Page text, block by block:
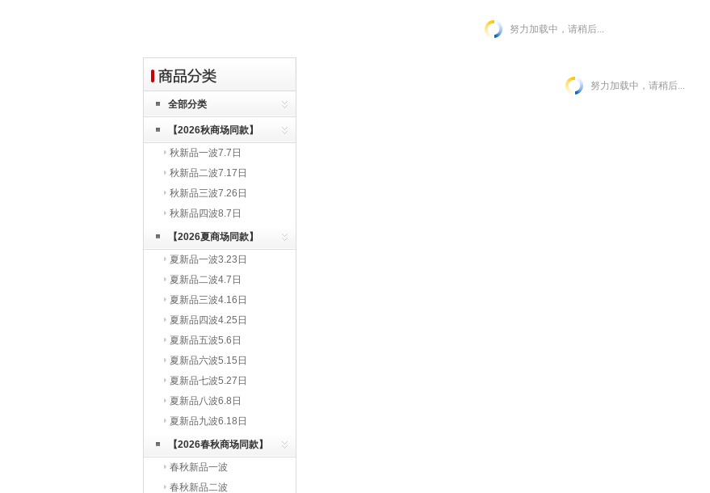
努力加载中，请稍后...
全部分类
【2026秋商场同款】
秋新品一波7.7日
秋新品二波7.17日
秋新品三波7.26日
秋新品四波8.7日
【2026夏商场同款】
夏新品一波3.23日
夏新品二波4.7日
夏新品三波4.16日
夏新品四波4.25日
夏新品五波5.6日
夏新品六波5.15日
夏新品七波5.27日
夏新品八波6.8日
夏新品九波6.18日
【2026春秋商场同款】
春秋新品一波
春秋新品二波
努力加载中，请稍后...